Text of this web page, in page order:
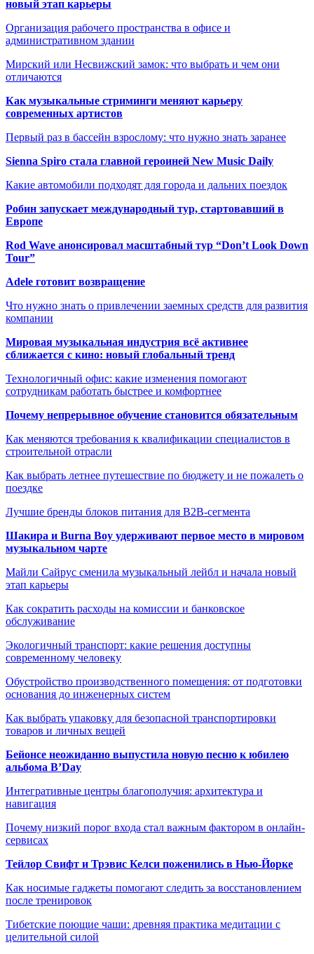
новый этап карьеры
Организация рабочего пространства в офисе и
административном здании
Мирский или Несвижский замок: что выбрать и чем они
отличаются
Как музыкальные стриминги меняют карьеру
современных артистов
Первый раз в бассейн взрослому: что нужно знать заранее
Sienna Spiro стала главной героиней New Music Daily
Какие автомобили подходят для города и дальних поездок
Робин запускает международный тур, стартовавший в
Европе
Rod Wave анонсировал масштабный тур “Don’t Look Down
Tour”
Adele готовит возвращение
Что нужно знать о привлечении заемных средств для развития
компании
Мировая музыкальная индустрия всё активнее
сближается с кино: новый глобальный тренд
Технологичный офис: какие изменения помогают
сотрудникам работать быстрее и комфортнее
Почему непрерывное обучение становится обязательным
Как меняются требования к квалификации специалистов в
строительной отрасли
Как выбрать летнее путешествие по бюджету и не пожалеть о
поездке
Лучшие бренды блоков питания для B2B-сегмента
Шакира и Burna Boy удерживают первое место в мировом
музыкальном чарте
Майли Сайрус сменила музыкальный лейбл и начала новый
этап карьеры
Как сократить расходы на комиссии и банковское
обслуживание
Экологичный транспорт: какие решения доступны
современному человеку
Обустройство производственного помещения: от подготовки
основания до инженерных систем
Как выбрать упаковку для безопасной транспортировки
товаров и личных вещей
Бейонсе неожиданно выпустила новую песню к юбилею
альбома B’Day
Интегративные центры благополучия: архитектура и
навигация
Почему низкий порог входа стал важным фактором в онлайн-
сервисах
Тейлор Свифт и Трэвис Келси поженились в Нью-Йорке
Как носимые гаджеты помогают следить за восстановлением
после тренировок
Тибетские поющие чаши: древняя практика медитации с
целительной силой